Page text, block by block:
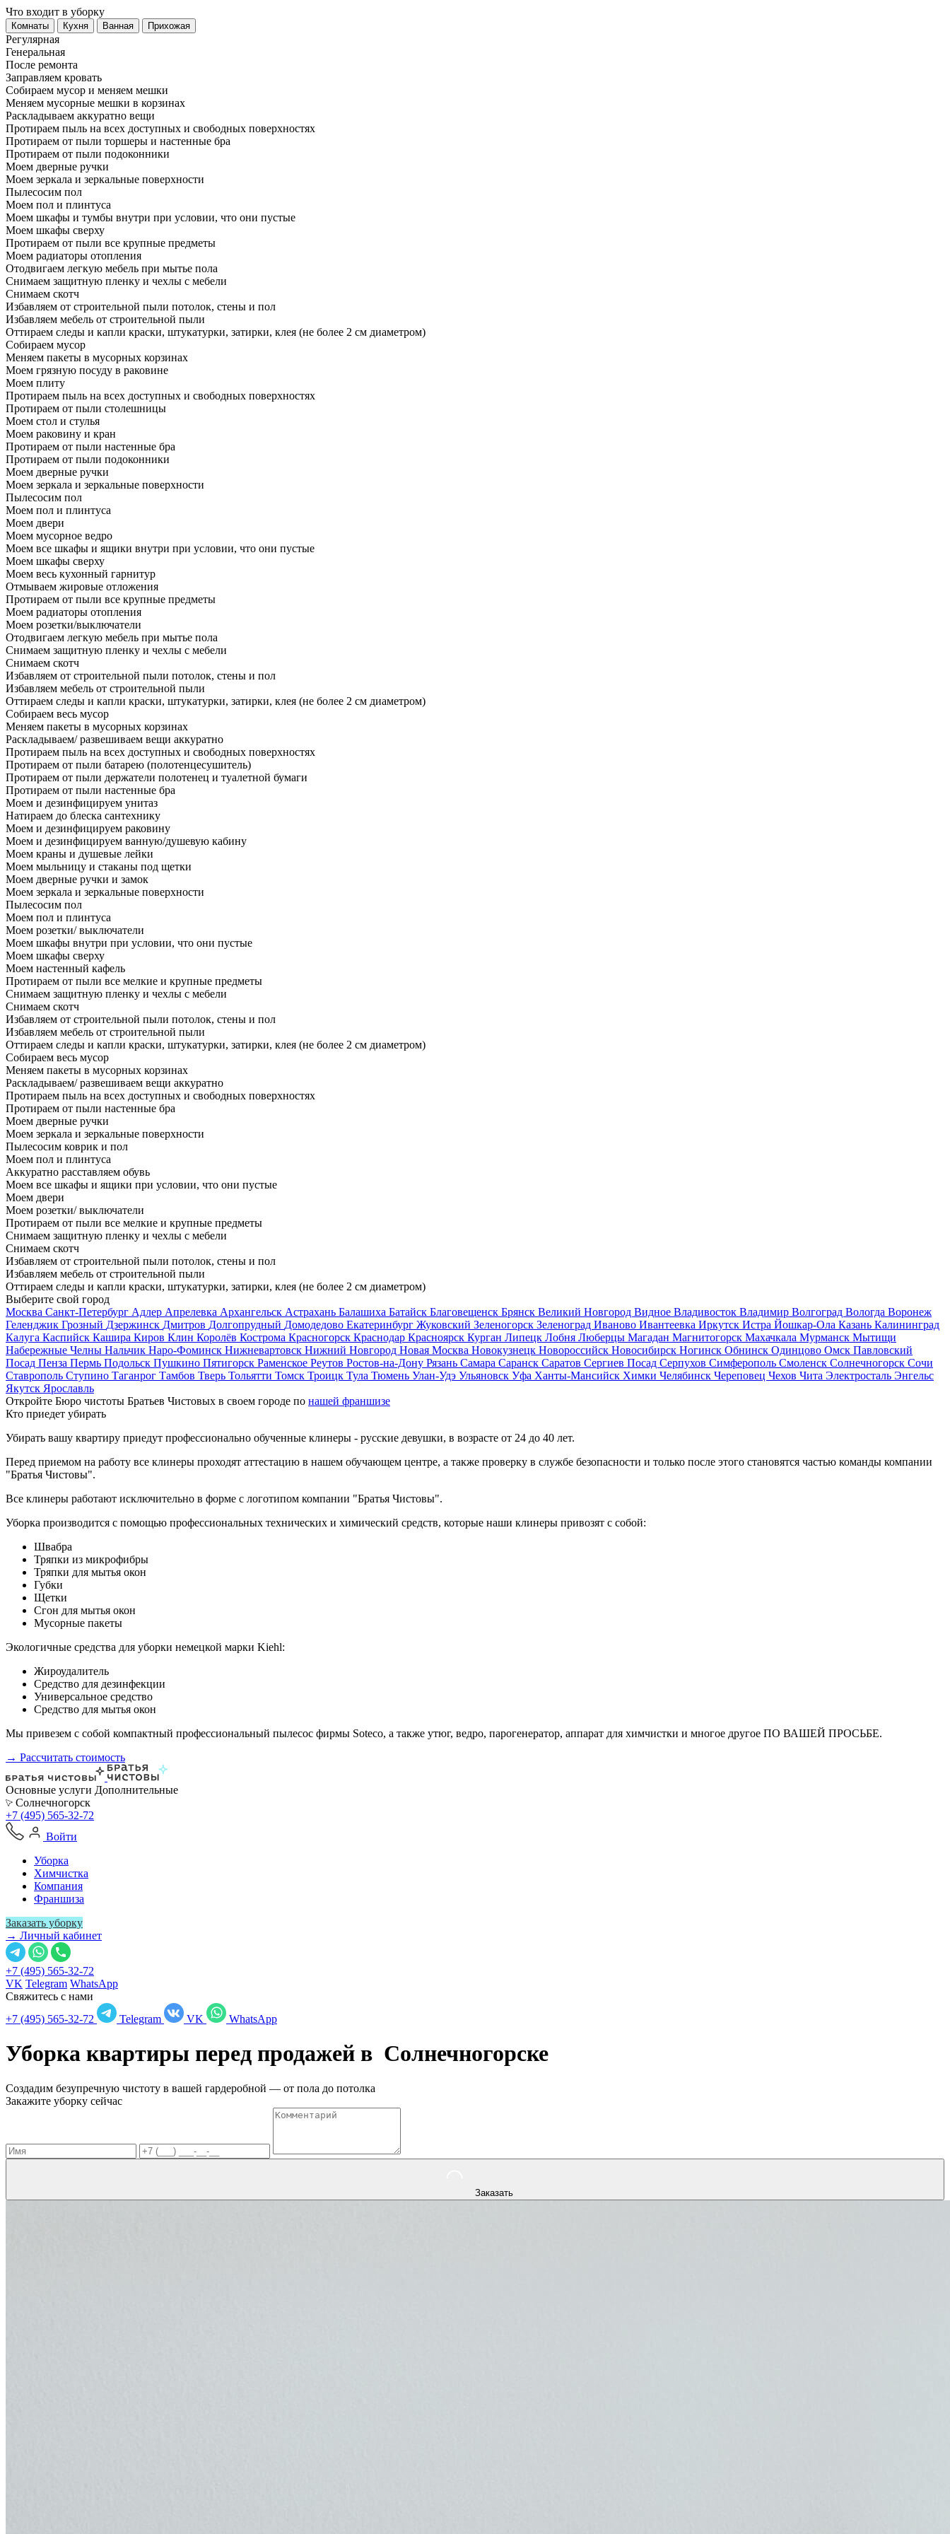
Что входит в уборку
Регу­лярная
Гене­ральная
После ремонта
Заправляем кровать
Собираем мусор и меняем мешки
Меняем мусорные мешки в корзинах
Раскладываем аккуратно вещи
Протираем пыль на всех доступных и свободных поверхностях
Протираем от пыли торшеры и настенные бра
Протираем от пыли подоконники
Моем дверные ручки
Моем зеркала и зеркальные поверхности
Пылесосим пол
Моем пол и плинтуса
Моем шкафы и тумбы внутри при условии, что они пустые
Моем шкафы сверху
Протираем от пыли все крупные предметы
Моем радиаторы отопления
Отодвигаем легкую мебель при мытье пола
Снимаем защитную пленку и чехлы с мебели
Снимаем скотч
Избавляем от строительной пыли потолок, стены и пол
Избавляем мебель от строительной пыли
Оттираем следы и капли краски, штукатурки, затирки, клея (не более 2 см диаметром)
Собираем мусор
Меняем пакеты в мусорных корзинах
Моем грязную посуду в раковине
Моем плиту
Протираем пыль на всех доступных и свободных поверхностях
Протираем от пыли столешницы
Моем стол и стулья
Моем раковину и кран
Протираем от пыли настенные бра
Протираем от пыли подоконники
Моем дверные ручки
Моем зеркала и зеркальные поверхности
Пылесосим пол
Моем пол и плинтуса
Моем двери
Моем мусорное ведро
Моем все шкафы и ящики внутри при условии, что они пустые
Моем шкафы сверху
Моем весь кухонный гарнитур
Отмываем жировые отложения
Протираем от пыли все крупные предметы
Моем радиаторы отопления
Моем розетки/выключатели
Отодвигаем легкую мебель при мытье пола
Снимаем защитную пленку и чехлы с мебели
Снимаем скотч
Избавляем от строительной пыли потолок, стены и пол
Избавляем мебель от строительной пыли
Оттираем следы и капли краски, штукатурки, затирки, клея (не более 2 см диаметром)
Собираем весь мусор
Меняем пакеты в мусорных корзинах
Раскладываем/ развешиваем вещи аккуратно
Протираем пыль на всех доступных и свободных поверхностях
Протираем от пыли батарею (полотенцесушитель)
Протираем от пыли держатели полотенец и туалетной бумаги
Протираем от пыли настенные бра
Моем и дезинфицируем унитаз
Натираем до блеска сантехнику
Моем и дезинфицируем раковину
Моем и дезинфицируем ванную/душевую кабину
Моем краны и душевые лейки
Моем мыльницу и стаканы под щетки
Моем дверные ручки и замок
Моем зеркала и зеркальные поверхности
Пылесосим пол
Моем пол и плинтуса
Моем розетки/ выключатели
Моем шкафы внутри при условии, что они пустые
Моем шкафы сверху
Моем настенный кафель
Протираем от пыли все мелкие и крупные предметы
Снимаем защитную пленку и чехлы с мебели
Снимаем скотч
Избавляем от строительной пыли потолок, стены и пол
Избавляем мебель от строительной пыли
Оттираем следы и капли краски, штукатурки, затирки, клея (не более 2 см диаметром)
Собираем весь мусор
Меняем пакеты в мусорных корзинах
Раскладываем/ развешиваем вещи аккуратно
Протираем пыль на всех доступных и свободных поверхностях
Протираем от пыли настенные бра
Моем дверные ручки
Моем зеркала и зеркальные поверхности
Пылесосим коврик и пол
Моем пол и плинтуса
Аккуратно расставляем обувь
Моем все шкафы и ящики при условии, что они пустые
Моем двери
Моем розетки/ выключатели
Протираем от пыли все мелкие и крупные предметы
Снимаем защитную пленку и чехлы с мебели
Снимаем скотч
Избавляем от строительной пыли потолок, стены и пол
Избавляем мебель от строительной пыли
Оттираем следы и капли краски, штукатурки, затирки, клея (не более 2 см диаметром)
Выберите свой город
Москва Санкт-Петербург Адлер Апрелевка Архангельск Астрахань Балашиха Батайск Благовещенск Брянск Великий Новгород Видное Владивосток Владимир Волгоград Вологда Воронеж
Геленджик Грозный Дзержинск Дмитров Долгопрудный Домодедово Екатеринбург Жуковский Зеленогорск Зеленоград Иваново Ивантеевка Иркутск Истра Йошкар-Ола Казань Калининград
Калуга Каспийск Кашира Киров Клин Королёв Кострома Красногорск Краснодар Красноярск Курган Липецк Лобня Люберцы Магадан Магнитогорск Махачкала Мурманск Мытищи
Набережные Челны Нальчик Наро-Фоминск Нижневартовск Нижний Новгород Новая Москва Новокузнецк Новороссийск Новосибирск Ногинск Обнинск Одинцово Омск Павловский
Посад Пенза Пермь Подольск Пушкино Пятигорск Раменское Реутов Ростов-на-Дону Рязань Самара Саранск Саратов Сергиев Посад Серпухов Симферополь Смоленск Солнечногорск Сочи
Ставрополь Ступино Таганрог Тамбов Тверь Тольятти Томск Троицк Тула Тюмень Улан-Удэ Ульяновск Уфа Ханты-Мансийск Химки Челябинск Череповец Чехов Чита Электросталь Энгельс
Якутск Ярославль
Откройте Бюро чистоты Братьев Чистовых в своем городе по нашей франшизе
Кто приедет убирать
Убирать вашу квартиру приедут профессионально обученные клинеры - русские девушки, в возрасте от 24 до 40 лет.
Перед приемом на работу все клинеры проходят аттестацию в нашем обучающем центре, а также проверку в службе безопасности и только после этого становятся частью команды компании
"Братья Чистовы".
Все клинеры работают исключительно в форме с логотипом компании "Братья Чистовы".
Уборка производится с помощью профессиональных технических и химический средств, которые наши клинеры привозят с собой:
Швабра
Тряпки из микрофибры
Тряпки для мытья окон
Губки
Щетки
Сгон для мытья окон
Мусорные пакеты
Экологичные средства для уборки немецкой марки Kiehl:
Жироудалитель
Средство для дезинфекции
Универсальное средство
Средство для мытья окон
Мы привезем с собой компактный профессиональный пылесос фирмы Soteco, а также утюг, ведро, парогенератор, аппарат для химчистки и многое другое ПО ВАШЕЙ ПРОСЬБЕ.
→ Рассчитать стоимость
Основные услуги Дополнительные
Солнечногорск
+7 (495) 565-32-72
Войти
Уборка
Химчистка
Компания
Франшиза
Заказать уборку
→ Личный кабинет
+7 (495) 565-32-72
VK Telegram WhatsApp
Свяжитесь с нами
+7 (495) 565-32-72
Telegram VK WhatsApp
Уборка квартиры перед продажей в Солнечногорске
Создадим безупречную чистоту в вашей гардеробной — от пола до потолка
Закажите уборку сейчас
Заказать